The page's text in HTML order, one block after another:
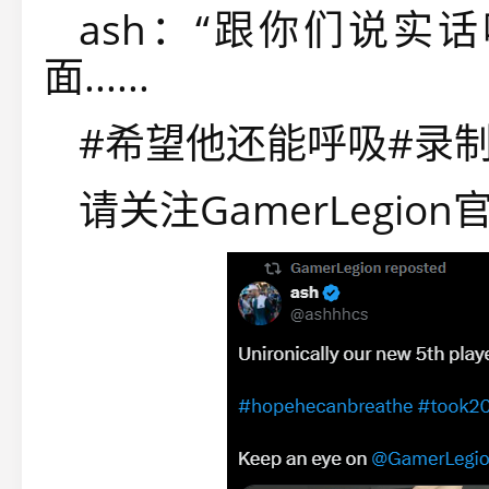
ash：“跟你们说实
面......
#希望他还能呼吸#录
请关注GamerLegion